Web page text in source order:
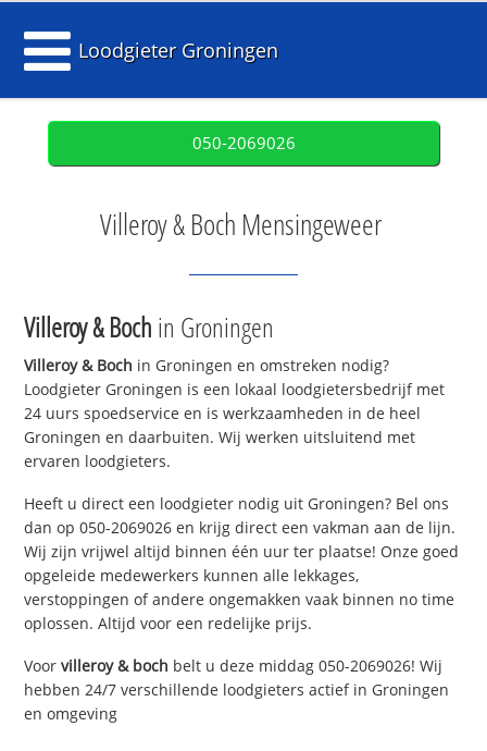
Loodgieter Groningen
050-2069026
Villeroy & Boch Mensingeweer
Villeroy & Boch in Groningen
Villeroy & Boch in Groningen en omstreken nodig?
Loodgieter Groningen is een lokaal loodgietersbedrijf met
24 uurs spoedservice en is werkzaamheden in de heel
Groningen en daarbuiten. Wij werken uitsluitend met
ervaren loodgieters.
Heeft u direct een loodgieter nodig uit Groningen? Bel ons
dan op 050-2069026 en krijg direct een vakman aan de lijn.
Wij zijn vrijwel altijd binnen één uur ter plaatse! Onze goed
opgeleide medewerkers kunnen alle lekkages,
verstoppingen of andere ongemakken vaak binnen no time
oplossen. Altijd voor een redelijke prijs.
Voorvilleroy & boch belt u deze middag 050-2069026! Wij
hebben 24/7 verschillende loodgieters actief in Groningen
en omgeving